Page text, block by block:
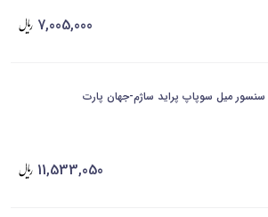
7,005,000
سنسور میل سوپاپ پراید ساژم-جهان پارت
11,533,050